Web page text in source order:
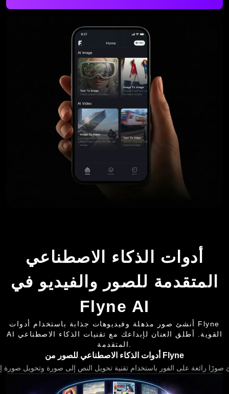
أدوات الذكاء الاصطناعي
المتقدمة للصور والفيديو في
Flyne AI
أنشئ صور مذهلة وفيديوهات جذابة باستخدام أدوات Flyne
AI القوية. أطلق العنان لإبداعك مع تقنيات الذكاء الاصطناعي
أدوات الذكاء الاصطناعي للصور من Flyne